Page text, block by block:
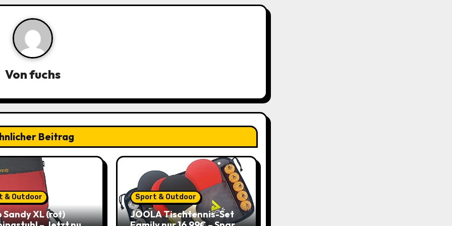
Vonfuchs
Beitrag
& Outdoor
Sandy XL (rot)
Sport & Outdoor
JOOLA Tischtennis-Set